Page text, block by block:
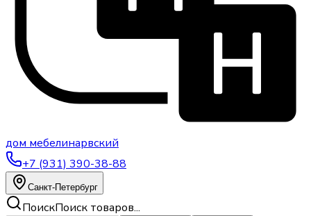
дом мебелинарвский
+7 (931) 390-38-88
Санкт-Петербург
ПоискПоиск товаров...